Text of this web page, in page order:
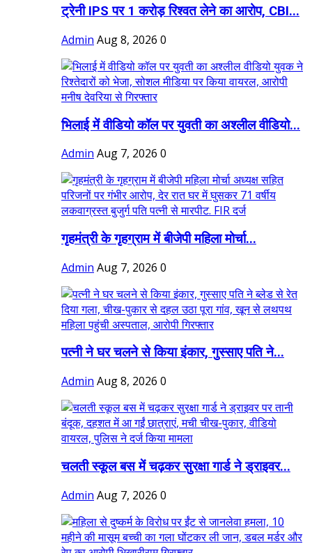
ट्रेनी IPS पर 1 करोड़ रिश्वत लेने का आरोप, CBI...
Admin Aug 8, 2026 0
भिलाई में वीडियो कॉल पर युवती का अश्लील वीडियो...
Admin Aug 7, 2026 0
गृहमंत्री के गृहग्राम में बीजेपी महिला मोर्चा...
Admin Aug 7, 2026 0
पत्नी ने घर चलने से किया इंकार, गुस्साए पति ने...
Admin Aug 8, 2026 0
चलती स्कूल बस में चढ़कर सुरक्षा गार्ड ने ड्राइवर...
Admin Aug 7, 2026 0